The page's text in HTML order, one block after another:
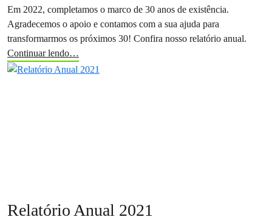
Em 2022, completamos o marco de 30 anos de existência.
Agradecemos o apoio e contamos com a sua ajuda para
transformarmos os próximos 30! Confira nosso relatório anual.
Continuar lendo…
Relatório Anual 2021